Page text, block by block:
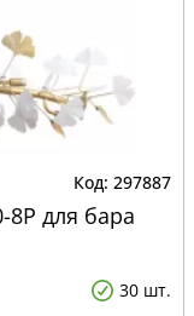
297887
8P для бара
30 шт.